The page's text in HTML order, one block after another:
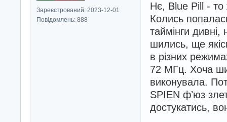
Зареєстрований: 2023-12-01
Повідомлень: 888
Нє, Blue Pill -
Колись
таймінги
шились, ще
в різних
72 МГц. Хоча
виконувала.
SPIEN фʼюз
достукатись,